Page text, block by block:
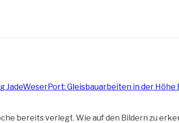
bereits verlegt. Wie auf den Bildern zu